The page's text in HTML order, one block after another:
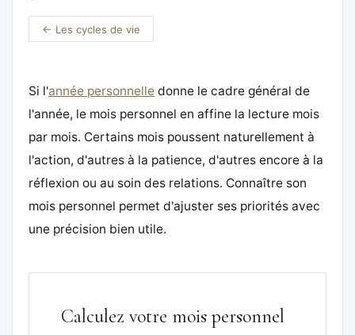
← Les cycles de vie
Si l'année personnelle donne le cadre général de
l'année, le mois personnel en affine la lecture mois
par mois. Certains mois poussent naturellement à
l'action, d'autres à la patience, d'autres encore à la
réflexion ou au soin des relations. Connaître son
mois personnel permet d'ajuster ses priorités avec
une précision bien utile.
Calculez votre mois personnel